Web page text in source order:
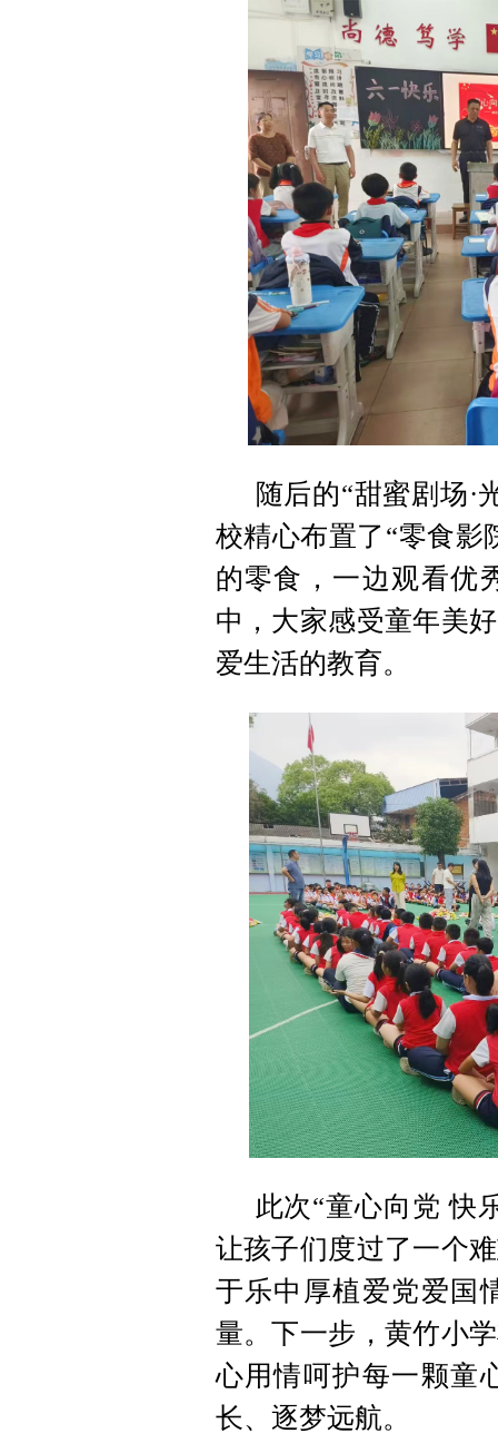
随后的“甜蜜剧场·
校精心布置了“零食影
的零食，一边观看优
中，大家感受童年美
爱生活的教育。
此次“童心向党 快
让孩子们度过了一个
于乐中厚植爱党爱国
量。下一步，黄竹小
心用情呵护每一颗童
长、逐梦远航。